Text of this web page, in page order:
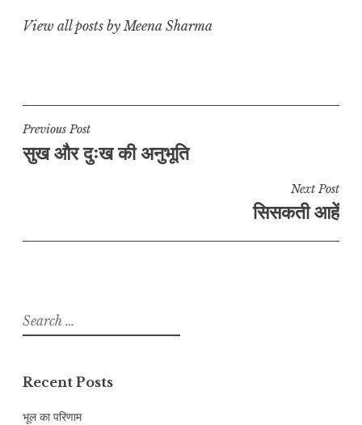
View all posts by Meena Sharma
Post
navigation
Previous Post
सुख और दुःख की अनुभूति
Next Post
सिसकती आहें
Search
for:
Recent Posts
भूल का परिणाम